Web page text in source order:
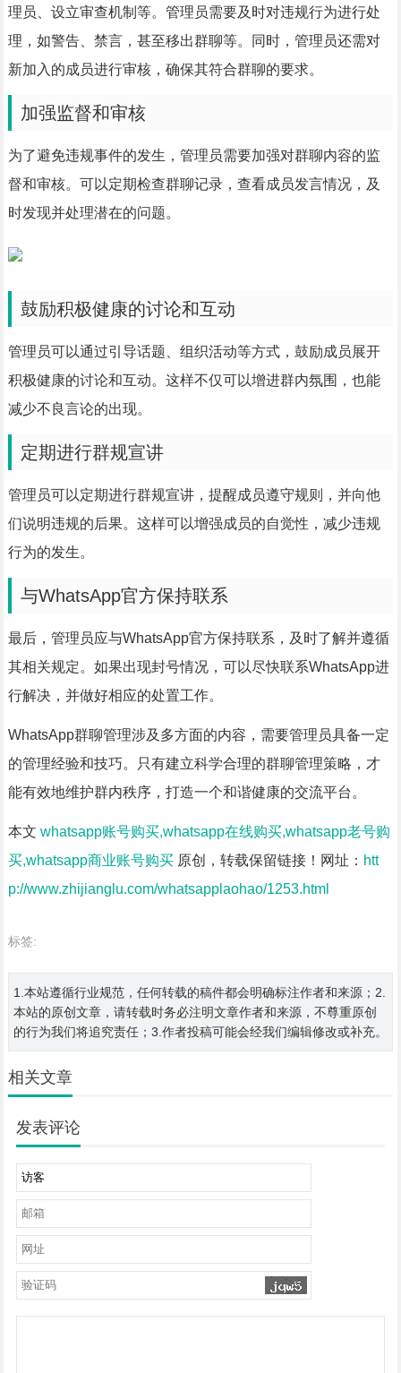
理员、设立审查机制等。管理员需要及时对违规行为进行处
理，如警告、禁言，甚至移出群聊等。同时，管理员还需对
新加入的成员进行审核，确保其符合群聊的要求。
加强监督和审核
为了避免违规事件的发生，管理员需要加强对群聊内容的监
督和审核。可以定期检查群聊记录，查看成员发言情况，及
时发现并处理潜在的问题。
鼓励积极健康的讨论和互动
管理员可以通过引导话题、组织活动等方式，鼓励成员展开
积极健康的讨论和互动。这样不仅可以增进群内氛围，也能
减少不良言论的出现。
定期进行群规宣讲
管理员可以定期进行群规宣讲，提醒成员遵守规则，并向他
们说明违规的后果。这样可以增强成员的自觉性，减少违规
行为的发生。
与WhatsApp官方保持联系
最后，管理员应与WhatsApp官方保持联系，及时了解并遵循
其相关规定。如果出现封号情况，可以尽快联系WhatsApp进
行解决，并做好相应的处置工作。
WhatsApp群聊管理涉及多方面的内容，需要管理员具备一定
的管理经验和技巧。只有建立科学合理的群聊管理策略，才
能有效地维护群内秩序，打造一个和谐健康的交流平台。
本文 whatsapp账号购买,whatsapp在线购买,whatsapp老号购
买,whatsapp商业账号购买原创，转载保留链接！网址： htt
p://www.zhijianglu.com/whatsapplaohao/1253.html
标签:
1.本站遵循行业规范，任何转载的稿件都会明确标注作者和来源；2.
本站的原创文章，请转载时务必注明文章作者和来源，不尊重原创
的行为我们将追究责任；3.作者投稿可能会经我们编辑修改或补充。
相关文章
发表评论